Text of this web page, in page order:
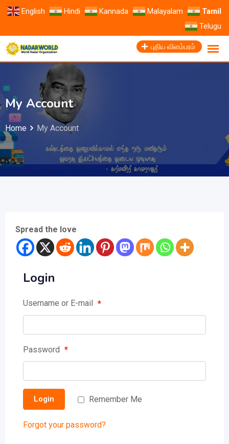
English Hindi Kannada Malayalam
Tamil
Telugu
புதிய விளம்பரம்
My Account
Home My Account
Spread the love
Login
Username or E-mail *
Password *
Login Remember Me
Forgot your password?